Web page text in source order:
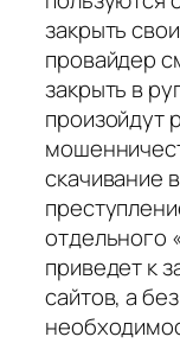
закрыть
провайдер
закрыть в
произойдут
скачивание
отдельного
приведет к
сайтов, а